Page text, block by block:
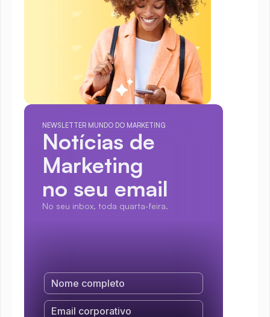
NEWSLETTER MUNDO DO MARKETING
Notícias de
Marketing
no seu email
No seu inbox, toda quarta-feira.